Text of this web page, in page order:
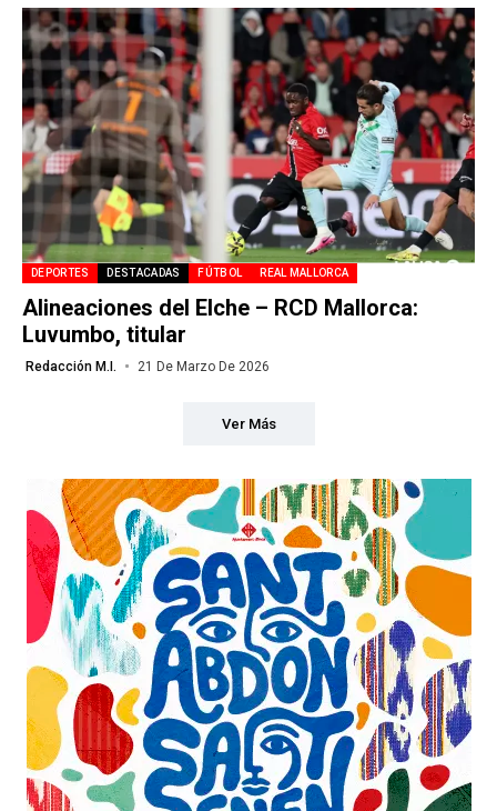
DEPORTES DESTACADAS FÚTBOL REAL MALLORCA
Alineaciones del Elche – RCD Mallorca:
Luvumbo, titular
Redacción M.I. 21 De Marzo De 2026
Ver Más